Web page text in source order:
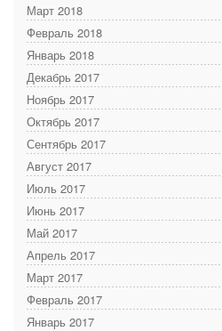
Март 2018
Февраль 2018
Январь 2018
Декабрь 2017
Ноябрь 2017
Октябрь 2017
Сентябрь 2017
Август 2017
Июль 2017
Июнь 2017
Май 2017
Апрель 2017
Март 2017
Февраль 2017
Январь 2017